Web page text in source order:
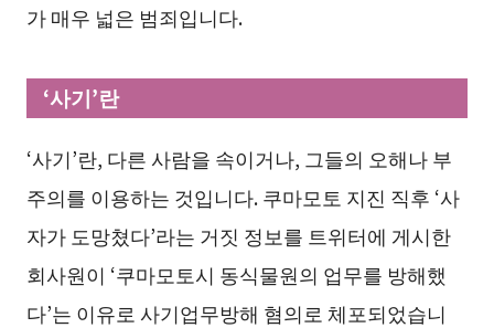
가 매우 넓은 범죄입니다.
‘사기’란
‘사기’란, 다른 사람을 속이거나, 그들의 오해나 부
주의를 이용하는 것입니다. 쿠마모토 지진 직후 ‘사
자가 도망쳤다’라는 거짓 정보를 트위터에 게시한
회사원이 ‘쿠마모토시 동식물원의 업무를 방해했
다’는 이유로 사기업무방해 혐의로 체포되었습니